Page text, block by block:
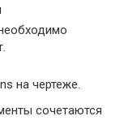
на чертеже.
сочетаются